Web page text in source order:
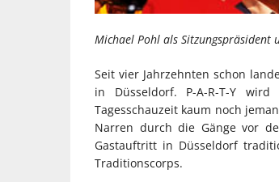
Michael Pohl als Sitzungspräsident
Seit vier Jahrzehnten schon
in Düsseldorf. P-A-R-T-Y
Tagesschauzeit kaum noch
Narren durch die Gänge vor
Gastauftritt in Düsseldorf
Traditionscorps.